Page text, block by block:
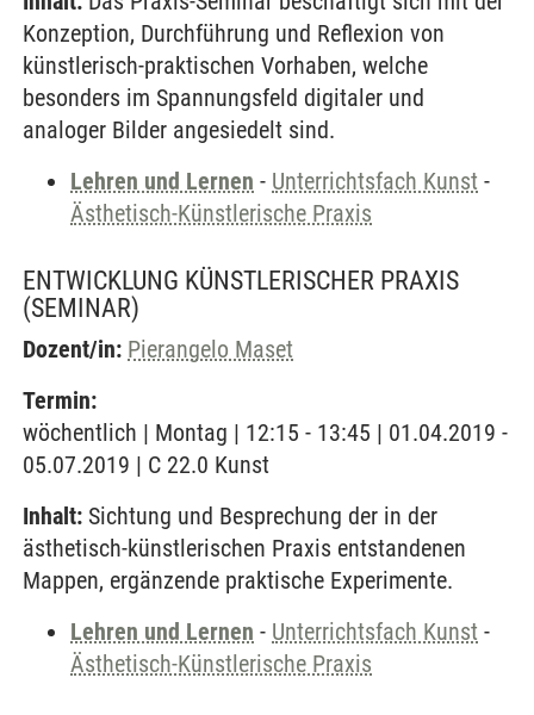
Konzeption, Durchführung und Reflexion von
künstlerisch-praktischen Vorhaben, welche
besonders im Spannungsfeld digitaler und
analoger Bilder angesiedelt sind.
Lehren und Lernen - Unterrichtsfach Kunst -
Ästhetisch-Künstlerische Praxis
ENTWICKLUNG KÜNSTLERISCHER PRAXIS
(SEMINAR)
Dozent/in: Pierangelo Maset
Termin:
wöchentlich | Montag | 12:15 - 13:45 | 01.04.2019 -
05.07.2019 | C 22.0 Kunst
Inhalt: Sichtung und Besprechung der in der
ästhetisch-künstlerischen Praxis entstandenen
Mappen, ergänzende praktische Experimente.
Lehren und Lernen - Unterrichtsfach Kunst -
Ästhetisch-Künstlerische Praxis